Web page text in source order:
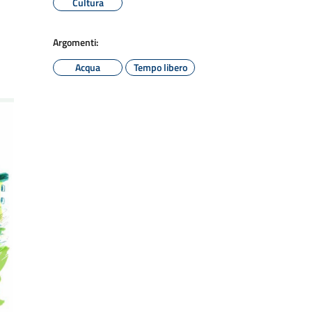
Argomenti:
Acqua
Tempo libero